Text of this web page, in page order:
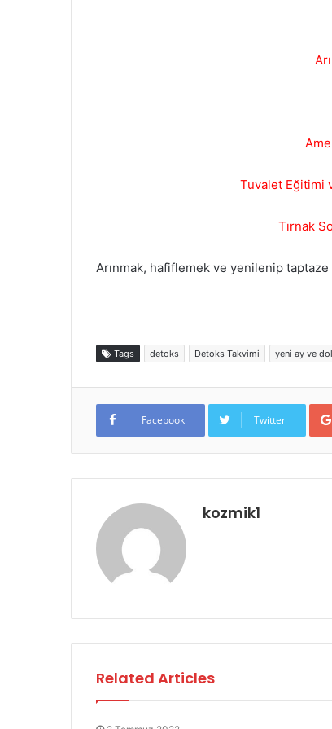
Tuvalet Eğitimi
Tırnak
Arınmak, hafiflemek ve yenilenip
Tags detoks Detoks Takvimi yeni ay ve
Facebook Twitter
kozmik1
Related Articles